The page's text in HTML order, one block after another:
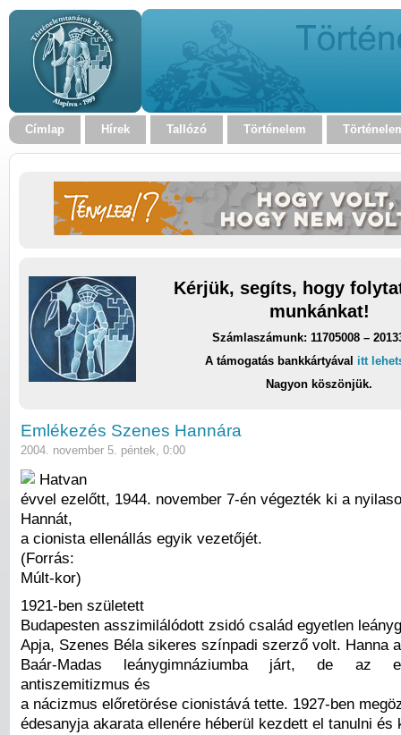
Címlap Hírek Tallózó Történelem
Kérjük, segíts, hogy
munkánkat!
Számlaszámunk: 11705008 –
A támogatás bankkártyával itt
Nagyon köszönjük.
Emlékezés Szenes Hannára
2004. november 5. péntek, 0:00
Hatvan
évvel ezelőtt, 1944. november 7-én végezték ki a
Hannát,
a cionista ellenállás egyik vezetőjét.
(Forrás:
Múlt-kor)
1921-ben született
Budapesten asszimilálódott zsidó család egyetlen
Apja, Szenes Béla sikeres színpadi szerző volt. Hanna
Baár-Madas leánygimnáziumba járt, de az
antiszemitizmus és
a nácizmus előretörése cionistává tette. 1927-ben
édesanyja akarata ellenére héberül kezdett el tanulni és